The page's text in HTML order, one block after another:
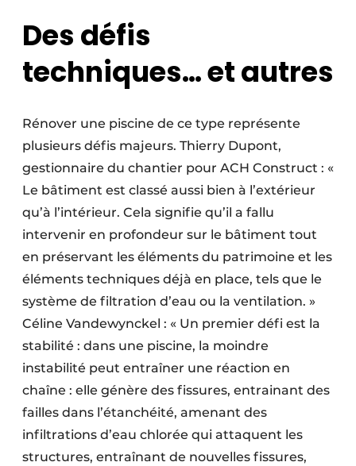
Des défis
techniques… et autres
Rénover une piscine de ce type représente
plusieurs défis majeurs. Thierry Dupont,
gestionnaire du chantier pour ACH Construct : «
Le bâtiment est classé aussi bien à l’extérieur
qu’à l’intérieur. Cela signifie qu’il a fallu
intervenir en profondeur sur le bâtiment tout
en préservant les éléments du patrimoine et les
éléments techniques déjà en place, tels que le
système de filtration d’eau ou la ventilation. »
Céline Vandewynckel : « Un premier défi est la
stabilité : dans une piscine, la moindre
instabilité peut entraîner une réaction en
chaîne : elle génère des fissures, entrainant des
failles dans l’étanchéité, amenant des
infiltrations d’eau chlorée qui attaquent les
structures, entraînant de nouvelles fissures,